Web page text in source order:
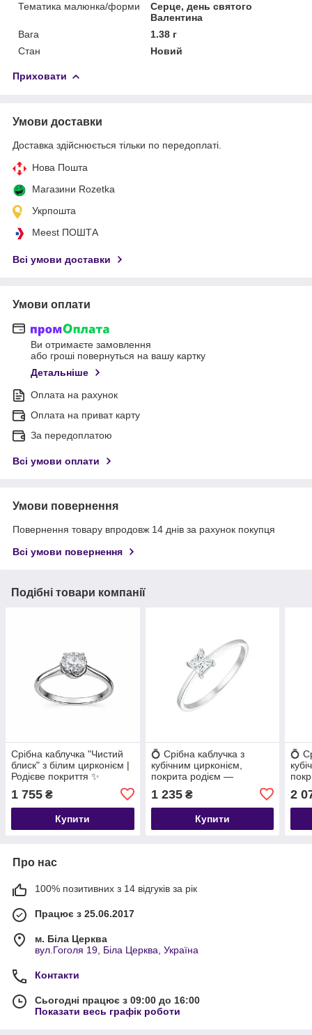
Тематика малюнка/форми
Серце, день святого
Валентина
Вага
1.38 г
Стан
Новий
Приховати
Умови доставки
Доставка здійснюється тільки по передоплаті.
Нова Пошта
Магазини Rozetka
Укрпошта
Meest ПОШТА
Всі умови доставки
Умови оплати
Ви отримаєте замовлення
або гроші повернуться на вашу картку
Детальніше
Оплата на рахунок
Оплата на приват карту
За передоплатою
Всі умови оплати
Умови повернення
Повернення товару впродовж 14 днів за рахунок покупця
Всі умови повернення
Подібні товари компанії
Срібна каблучка "Чистий
блиск" з білим цирконієм |
Родієве покриття ✨
1 755 ₴
Купити
💍 Срібна каблучка з
кубічним цирконієм,
покрита родієм —
тренді
1 235₴
Купити
💍
2
Про нас
100% позитивних з 14 відгуків за рік
Працює з 25.06.2017
м. Біла Церква
вул.Гоголя 19, Біла Церква, Україна
Контакти
Сьогодні працює з 09:00 до 16:00
Показати весь графік роботи